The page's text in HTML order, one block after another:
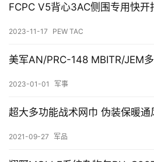
K
店
T
微
登录 注册
FCPC V5背心3AC侧围专用快开
2023-11-17 PEW TAC
美军AN/PRC-148 MBITR/JEM
2023-01-01 军事
超大多功能战术网巾 伪装保暖通
2021-09-27 军品